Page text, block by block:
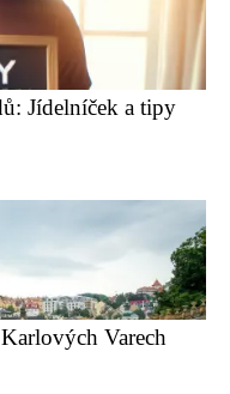
Jídelníček a tipy
Varech